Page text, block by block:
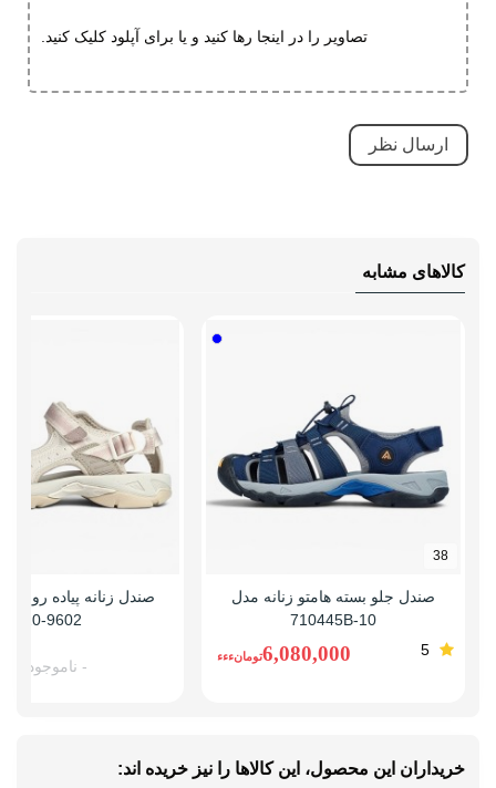
چسبی
راهنمای قالب
تصاویر را در اینجا رها کنید و یا برای آپلود کلیک کنید.
کالاهای مشابه
38
صندل جلو بسته هامتو زنانه مدل
710445B-10
5
6,080,000تومانءءء
صندل زنانه پیاده روی
9602-20
- ناموجود -
خریداران این محصول، این کالاها را نیز خریده اند: